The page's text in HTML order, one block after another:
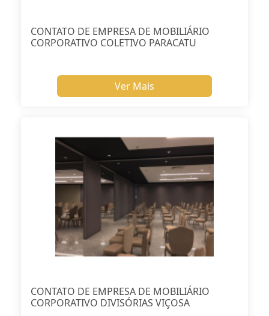
CONTATO DE EMPRESA DE MOBILIÁRIO
CORPORATIVO COLETIVO PARACATU
Ver Mais
CONTATO DE EMPRESA DE MOBILIÁRIO
CORPORATIVO DIVISÓRIAS VIÇOSA